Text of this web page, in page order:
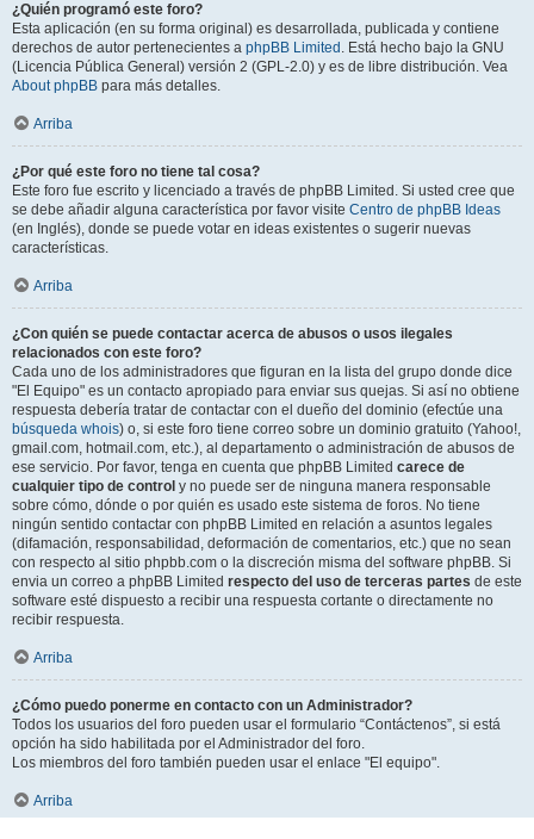
¿Quién programó este foro?
Esta aplicación (en su forma original) es desarrollada, publicada y contiene
derechos de autor pertenecientes a phpBB Limited . Está hecho bajo la GNU
(Licencia Pública General) versión 2 (GPL-2.0) y es de libre distribución. Vea
About phpBB para más detalles.
Arriba
¿Por qué este foro no tiene tal cosa?
Este foro fue escrito y licenciado a través de phpBB Limited. Si usted cree que
se debe añadir alguna característica por favor visite Centro de phpBB Ideas
(en Inglés), donde se puede votar en ideas existentes o sugerir nuevas
características.
Arriba
¿Con quién se puede contactar acerca de abusos o usos ilegales
relacionados con este foro?
Cada uno de los administradores que figuran en la lista del grupo donde dice
"El Equipo" es un contacto apropiado para enviar sus quejas. Si así no obtiene
respuesta debería tratar de contactar con el dueño del dominio (efectúe una
búsqueda whois) o, si este foro tiene correo sobre un dominio gratuito (Yahoo!,
gmail.com, hotmail.com, etc.), al departamento o administración de abusos de
ese servicio. Por favor, tenga en cuenta que phpBB Limited carece de
cualquier tipo de control y no puede ser de ninguna manera responsable
sobre cómo, dónde o por quién es usado este sistema de foros. No tiene
ningún sentido contactar con phpBB Limited en relación a asuntos legales
(difamación, responsabilidad, deformación de comentarios, etc.) que no sean
con respecto al sitio phpbb.com o la discreción misma del software phpBB. Si
envia un correo a phpBB Limited respecto del uso de terceras partes de este
software esté dispuesto a recibir una respuesta cortante o directamente no
recibir respuesta.
Arriba
¿Cómo puedo ponerme en contacto con un Administrador?
Todos los usuarios del foro pueden usar el formulario “Contáctenos”, si está
opción ha sido habilitada por el Administrador del foro.
Los miembros del foro también pueden usar el enlace "El equipo".
Arriba